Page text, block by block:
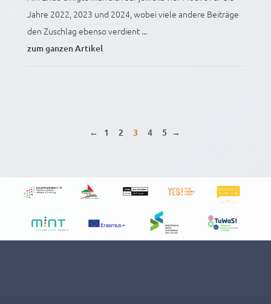
Jahre 2022, 2023 und 2024, wobei viele andere Beiträge
den Zuschlag ebenso verdient ...
zum ganzen Artikel
← 1 2 3 4 5 →